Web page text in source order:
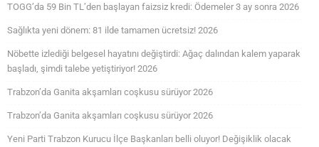
TOGG’da 59 Bin TL’den başlayan faizsiz kredi: Ödemeler 3 ay sonra 2026
Sağlıkta yeni dönem: 81 ilde tamamen ücretsiz! 2026
Nöbette izlediği belgesel hayatını değiştirdi: Ağaç dalından kalem yaparak
başladı, şimdi talebe yetiştiriyor! 2026
Trabzon’da Ganita akşamları coşkusu sürüyor 2026
Trabzon’da Ganita akşamları coşkusu sürüyor 2026
Yeni Parti Trabzon Kurucu İlçe Başkanları belli oluyor! Değişiklik olacak